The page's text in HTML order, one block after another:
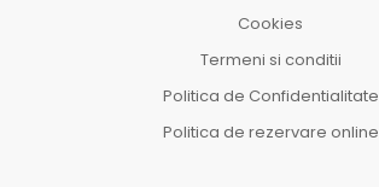
Cookies
Termeni si conditii
Politica de Confidentialitate
Politica de rezervare online